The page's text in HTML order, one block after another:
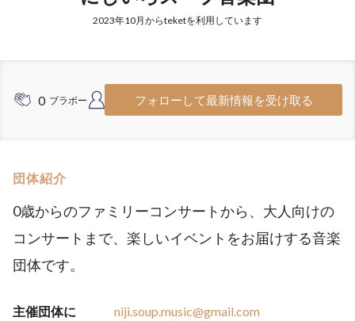
2023年10月からteketを利用しています
0 ブラボー フォロワー
フォローして最新情報を受け取る
団体紹介
0歳からのファミリーコンサートから、大人向けの
コンサートまで、楽しいイベントをお届けする音楽
団体です。
主催団体に
niji.soup.music@gmail.com